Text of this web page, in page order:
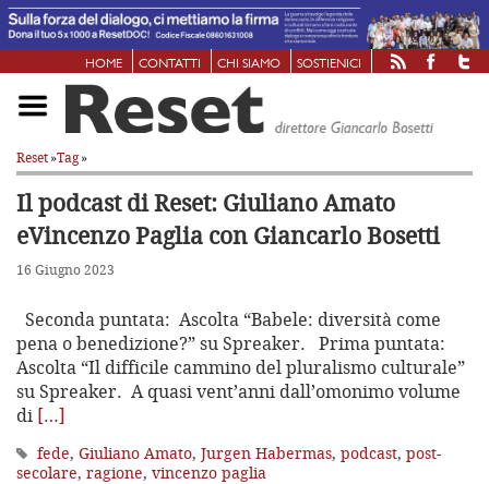
HOME CONTATTI CHI SIAMO SOSTIENICI
Reset»Tag»
Il podcast di Reset: Giuliano Amato
eVincenzo Paglia con Giancarlo Bosetti
16 Giugno 2023
Seconda puntata: Ascolta “Babele: diversità come
pena o benedizione?” su Spreaker. Prima puntata:
Ascolta “Il difficile cammino del pluralismo culturale”
su Spreaker. A quasi vent’anni dall’omonimo volume
di […]
fede, Giuliano Amato, Jurgen Habermas, podcast, post-
secolare, ragione, vincenzo paglia